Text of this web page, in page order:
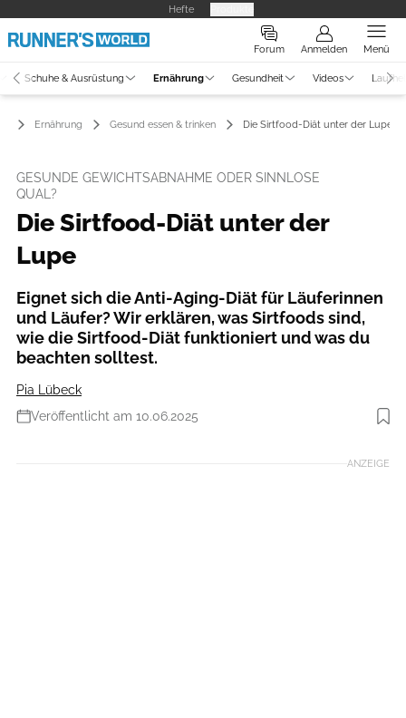
Hefte
Forum Anmelden Menü
Schuhe & Ausrüstung Ernährung Gesundheit Videos
Ernährung Gesund essen & trinken Die Sirtfood-Diät unter der Lupe
GESUNDE GEWICHTSABNAHME ODER SINNLOSE
QUAL?
Die Sirtfood-Diät unter der
Lupe
Eignet sich die Anti-Aging-Diät für Läuferinnen
und Läufer? Wir erklären, was Sirtfoods sind,
wie die Sirtfood-Diät funktioniert und was du
beachten solltest.
Pia Lübeck
Veröffentlicht am 10.06.2025
Foto: Getty Images
ANZEIGE